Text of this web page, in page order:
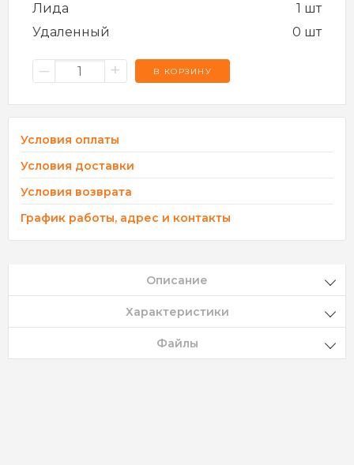
Лида
1 шт
Удаленный
0 шт
– + В КОРЗИНУ
Условия оплаты
Условия доставки
Условия возврата
График работы, адрес и контакты
Описание
Характеристики
Файлы